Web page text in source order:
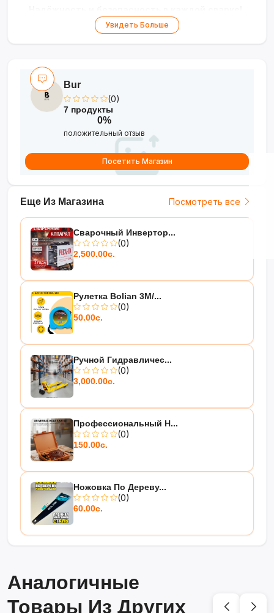
Увидеть Больше
Еще Из Магазина Посмотреть все
Сварочный Инвертор...
(0)
2,500.00с.
Рулетка Bolian 3M/...
(0)
50.00с.
Ручной Гидравличес...
(0)
3,000.00с.
Профессиональный Н...
(0)
150.00с.
Ножовка По Дереву...
(0)
60.00с.
Bur
(0)
7 продукты
0%
положительный отзыв
Посетить Магазин
Аналогичные
Товары Из Других